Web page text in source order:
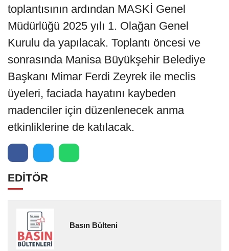
toplantısının ardından MASKİ Genel
Müdürlüğü 2025 yılı 1. Olağan Genel
Kurulu da yapılacak. Toplantı öncesi ve
sonrasında Manisa Büyükşehir Belediye
Başkanı Mimar Ferdi Zeyrek ile meclis
üyeleri, faciada hayatını kaybeden
madenciler için düzenlenecek anma
etkinliklerine de katılacak.
EDİTÖR
Basın Bülteni